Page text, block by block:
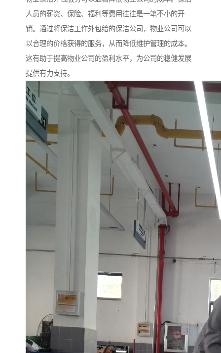
人员的薪资、保险、福利等费用往往是一笔不小的开
销。通过将保洁工作外包给的保洁公司，物业公司可以
以合理的价格获得的服务，从而降低维护管理的成本。
这有助于提高物业公司的盈利水平，为公司的稳健发展
提供有力支持。